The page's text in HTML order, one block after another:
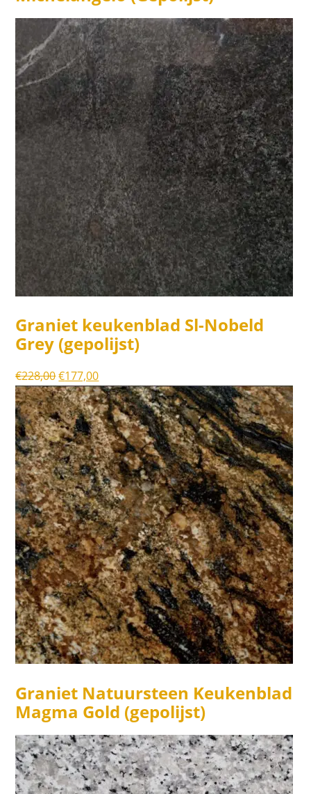
Graniet keukenblad Sl-Nobeld
Grey (gepolijst)
€228,00Oorspronkelijke
prijs
was:
€228,00.
€177,00Huidige
prijs
is:
€177,00.
Graniet Natuursteen Keukenblad
Magma Gold (gepolijst)